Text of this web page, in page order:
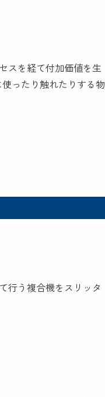
スを経て付加価値を生
ったり触れたりする物
行う複合機をスリッタ